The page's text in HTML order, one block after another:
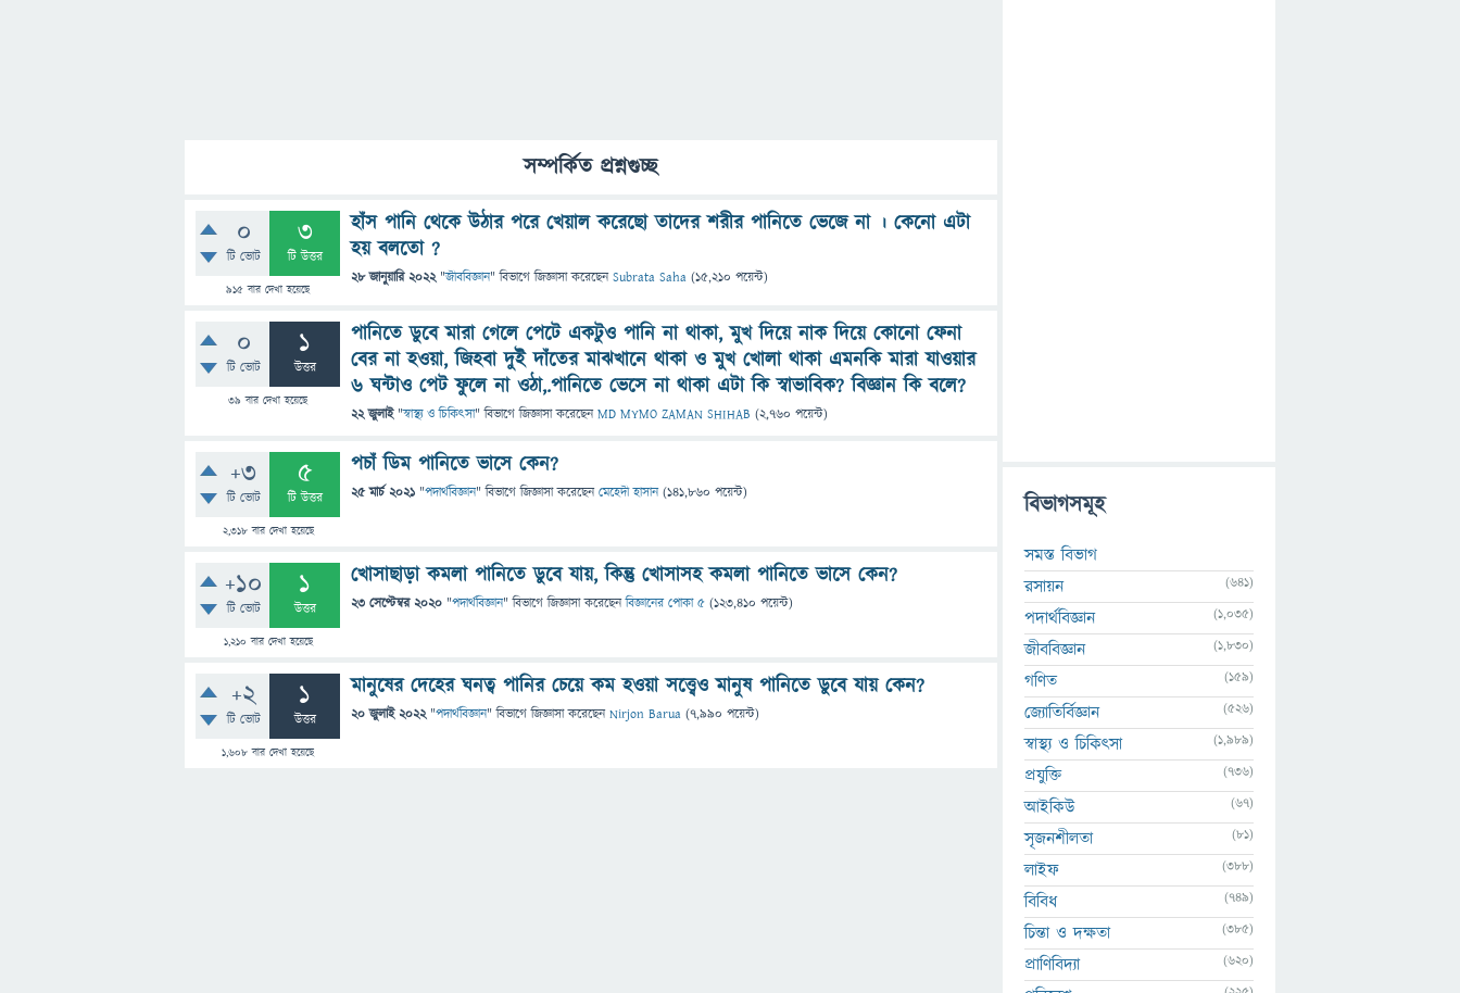
সম্পর্কিত প্রশ্নগুচ্ছ
0
টি ভোট
3
টি উত্তর
915 বার দেখা হয়েছে
হাঁস পানি থেকে উঠার পরে খেয়াল করেছো তাদের শরীর পানিতে ভেজে না । কেনো এটা
হয় বলতো ?
28 জানুয়ারি 2022 "জীববিজ্ঞান" বিভাগে জিজ্ঞাসাকরেছেনSubrata Saha (15,210 পয়েন্ট)
0
টি ভোট
1
উত্তর
39 বার দেখা হয়েছে
পানিতে ডুবে মারা গেলে পেটে একটুও পানি না থাকা, মুখ দিয়ে নাক দিয়ে কোনো ফেনা
বের না হওয়া, জিহবা দুই দাঁতের মাঝখানে থাকা ও মুখ খোলা থাকা এমনকি মারা যাওয়ার
৬ ঘন্টাও পেট ফুলে না ওঠা,.পানিতে ভেসে না থাকা এটা কি স্বাভাবিক? বিজ্ঞান কি বলে?
22 জুলাই "স্বাস্থ্য ও চিকিৎসা" বিভাগে জিজ্ঞাসাকরেছেনMD MYMO ZAMAN SHIHAB (2,760 পয়েন্ট)
+3
টি ভোট
5
টি উত্তর
2,318বার দেখা হয়েছে
পচাঁ ডিম পানিতে ভাসে কেন?
25 মার্চ 2021 "পদার্থবিজ্ঞান" বিভাগে জিজ্ঞাসাকরেছেনমেহেদী হাসান (141,860 পয়েন্ট)
+10
টি ভোট
1
উত্তর
1,210 বার দেখা হয়েছে
খোসাছাড়া কমলা পানিতে ডুবে যায়, কিন্তু খোসাসহ কমলা পানিতে ভাসে কেন?
23 সেপ্টেম্বর 2020 "পদার্থবিজ্ঞান" বিভাগে জিজ্ঞাসাকরেছেনবিজ্ঞানের পোকা ৫ (123,410 পয়েন্ট)
+2
টি ভোট
1
উত্তর
1,608 বার দেখা হয়েছে
মানুষের দেহের ঘনত্ব পানির চেয়ে কম হওয়া সত্ত্বেও মানুষ পানিতে ডুবে যায় কেন?
20 জুলাই 2022 "পদার্থবিজ্ঞান" বিভাগে জিজ্ঞাসাকরেছেনNirjon Barua (7,990 পয়েন্ট)
বিভাগসমূহ
সমস্ত বিভাগ
রসায়ন
(641)
পদার্থবিজ্ঞান (1,035)
জীববিজ্ঞান (1,830)
গণিত (159)
জ্যোতির্বিজ্ঞান (526)
স্বাস্থ্য ও চিকিৎসা (1,989)
প্রযুক্তি (736)
আইকিউ (67)
সৃজনশীলতা (81)
লাইফ (388)
বিবিধ (749)
চিন্তা ও দক্ষতা (385)
প্রাণিবিদ্যা (620)